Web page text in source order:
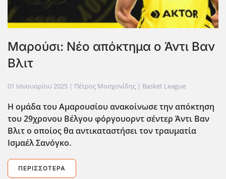
Μαρούσι: Νέο απόκτημα ο Άντι Βαν
Βλιτ
01 Ιανουαρίου 2025 | Πέτρος Μοσχονίδης | Basket League
Η ομάδα του Αμαρουσίου ανακοίνωσε την απόκτηση
του 29χρονου Βέλγου φόργουορντ σέντερ Άντι Βαν
Βλιτ ο οποίος θα αντικαταστήσει τον τραυματία
Ισμαέλ Σανόγκο.
ΠΕΡΙΣΣΌΤΕΡΑ